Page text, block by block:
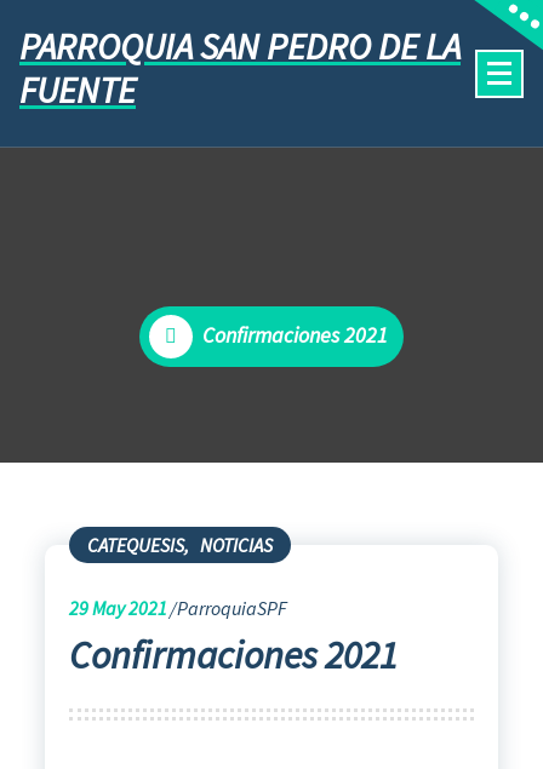
PARROQUIA SAN PEDRO DE LA
FUENTE
Confirmaciones 2021
CATEQUESIS, NOTICIAS
29May 2021 ParroquiaSPF
Confirmaciones 2021